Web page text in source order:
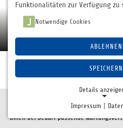
Wir haben Anschluss zu
Fertigungstechnologien
Service / Wartung
Wir führen verschiedene Wartungs-
Ihnen bei Bedarf passende
Funktionalitäten zur Verfügung zu
Notwendige Cookies
ABLEHNEN
SPEICHERN
Details
NOTWENDIGE COOKIES
Notwendige Cookies ermöglichen
Impressum